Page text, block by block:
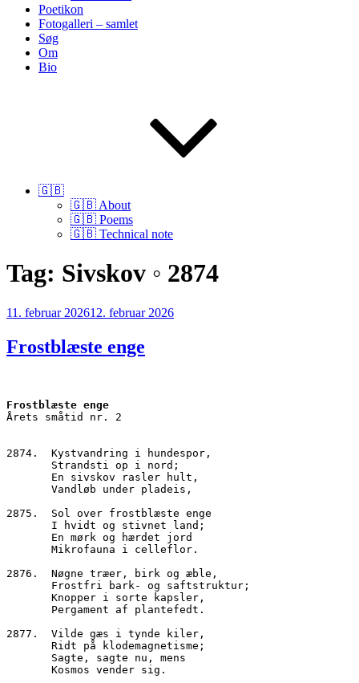
Poetikon
Fotogalleri – samlet
Søg
Om
Bio
🇬🇧
🇬🇧 About
🇬🇧 Poems
🇬🇧 Technical note
Tag: Sivskov ◦ 2874
Udgivet
11. februar 202612. februar 2026
Frostblæste enge
Frostblæste enge
Årets småtid nr. 2
2874.  Kystvandring i hundespor,
       Strandsti op i nord;
       En sivskov rasler hult,
       Vandløb under pladeis,
2875.  Sol over frostblæste enge
       I hvidt og stivnet land;
       En mørk og hærdet jord
       Mikrofauna i celleflor.
2876.  Nøgne træer, birk og æble,
       Frostfri bark- og saftstruktur;
       Knopper i sorte kapsler,
       Pergament af plantefedt.
2877.  Vilde gæs i tynde kiler,
       Ridt på klodemagnetisme;
       Sagte, sagte nu, mens
       Kosmos vender sig.